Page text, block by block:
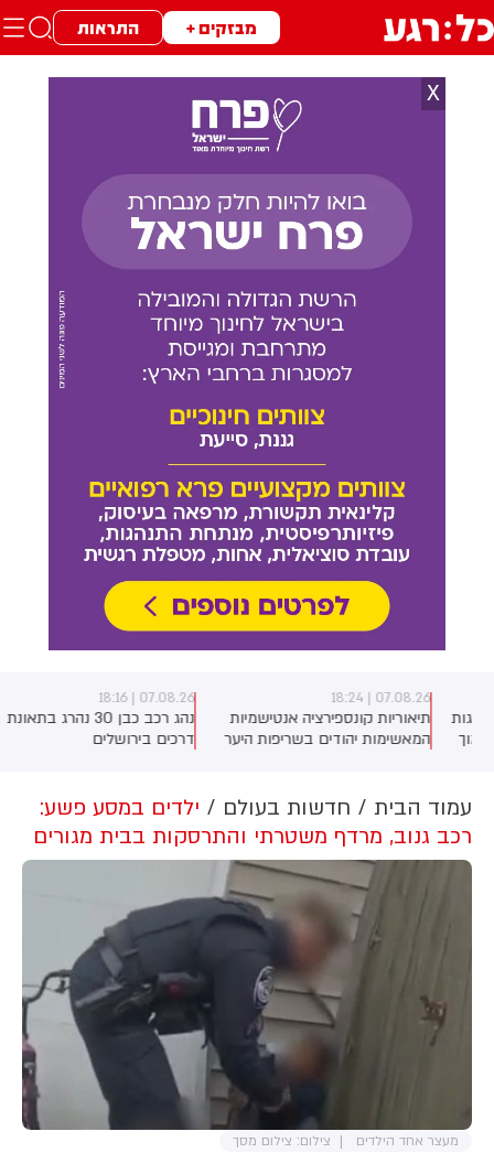
מבזקים + התראות
X
07.08.26 | 18:24
תיאוריות קונספירציה אנטישמיות
המאשימות יהודים בשריפות היער
מניתוח חדש של CyberWell, ארגון
המנטר אנטישמיות ברשת. הדו"ח
מצא כי פוסטים זהים ב-X שותפו
בצרפתית, אנגלית וספרדית, בטענה
שיהודים הם שהציתו במכוון את
השריפות בצרפת, ספרד ונורבגיה
בטרה להרוויח פוליטית או כלכלית
07.08.26 | 18:16
נהג רכב כבן 30 נהרג בתאונת
דרכים בירושלים
עמוד הבית חדשות בעולם
ילדים במסע פשע:
רכב גנוב, מרדף משטרתי והתרסקות בבית מגורים
מעצר אחד הילדים צילום: צילום מסך